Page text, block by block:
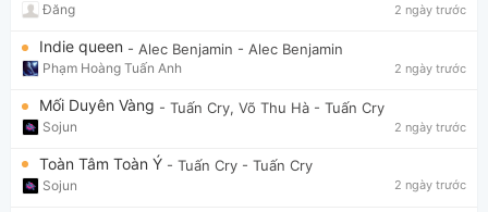
Đăng 2 ngày trước
Indie queen - Alec Benjamin - Alec Benjamin
Phạm Hoàng Tuấn Anh 2 ngày trước
Mối Duyên Vàng - Tuấn Cry, Võ Thu Hà - Tuấn Cry
Sojun 2 ngày trước
Toàn Tâm Toàn Ý - Tuấn Cry - Tuấn Cry
Sojun 2 ngày trước